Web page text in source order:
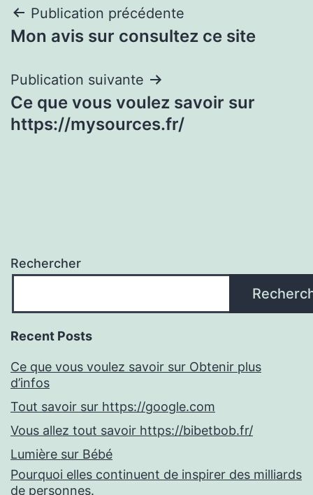
Navigation
de
l’article
Publication précédente
Mon avis sur consultez ce site
Publication suivante
Ce que vous voulez savoir sur
https://mysources.fr/
Rechercher
Recent Posts
Ce que vous voulez savoir sur Obtenir plus
d’infos
Tout savoir sur https://google.com
Vous allez tout savoir https://bibetbob.fr/
Lumière sur Bébé
Pourquoi elles continuent de inspirer des milliards
de personnes.